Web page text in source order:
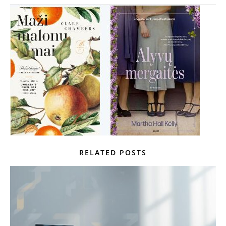
RELATED POSTS